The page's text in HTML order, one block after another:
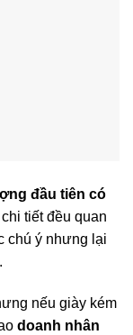
đầu tiên có
tiết đều quan
chú ý nhưng lại
.
nếu giày kém
doanh nhân